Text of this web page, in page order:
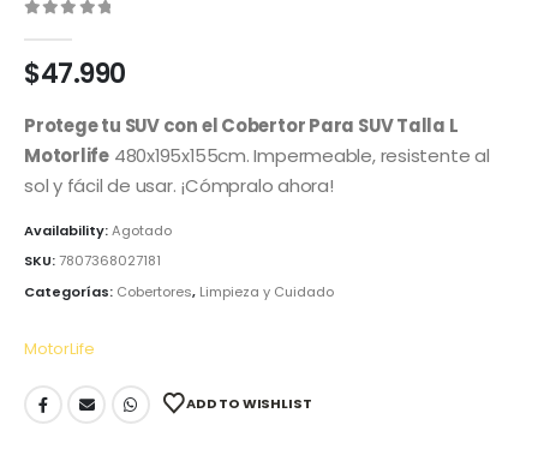
$47.990
Protege tu SUV con el Cobertor Para SUV Talla L
Motorlife 480x195x155cm. Impermeable, resistente al
sol y fácil de usar. ¡Cómpralo ahora!
Availability:Agotado
SKU:7807368027181
Categorías: Cobertores, Limpieza y Cuidado
MotorLife
ADD TO WISHLIST